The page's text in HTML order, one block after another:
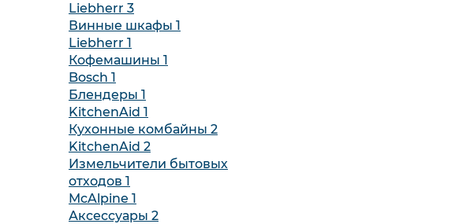
Liebherr 3
Винные шкафы 1
Liebherr 1
Кофемашины 1
Bosch 1
Блендеры 1
KitchenAid 1
Кухонные комбайны 2
KitchenAid 2
Измельчители бытовых
отходов 1
McAlpine 1
Аксессуары 2